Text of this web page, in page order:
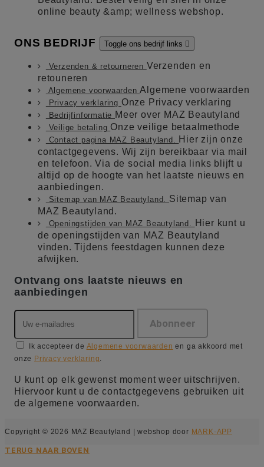
online beauty &amp; wellness webshop.
ONS BEDRIJF Toggle ons bedrijf links 
Verzenden & retourneren Verzenden en
retouneren
Algemene voorwaardenAlgemene voorwaarden
Privacy verklaring Onze Privacy verklaring
Bedrijfinformatie Meer over MAZ Beautyland
Veilige betaling Onze veilige betaalmethode
Contact pagina MAZ Beautyland. Hier zijn onze
contactgegevens. Wij zijn bereikbaar via mail
en telefoon. Via de social media links blijft u
altijd op de hoogte van het laatste nieuws en
aanbiedingen.
Sitemap van MAZ Beautyland. Sitemap van
MAZ Beautyland.
Openingstijden van MAZ Beautyland.
Hier kunt u
de openingstijden van MAZ Beautyland
vinden. Tijdens feestdagen kunnen deze
afwijken.
Ontvang ons laatste nieuws en
aanbiedingen
Ik accepteer de Algemene voorwaarden en ga akkoord met
onze Privacy verklaring.
U kunt op elk gewenst moment weer uitschrijven.
Hiervoor kunt u de contactgegevens gebruiken uit
de algemene voorwaarden.
Copyright © 2026 MAZ Beautyland | webshop door MARK-APP
TERUG NAAR BOVEN